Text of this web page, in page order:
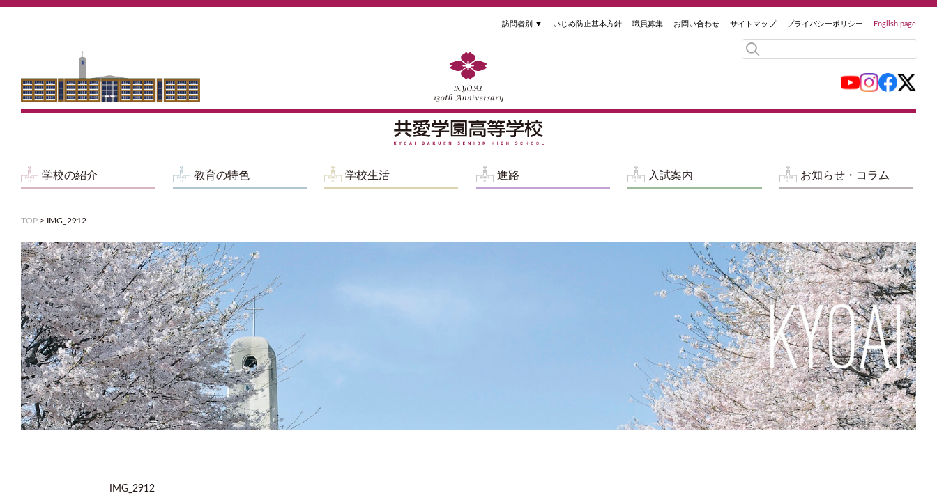
訪問者別 ▼ いじめ防止基本方針 職員募集 お問い合わせ サイトマップ プライバシーポリシー English page
学校の紹介 教育の特色 学校生活 進路 入試案内 お知らせ・コラム
TOP > IMG_2912
IMG_2912